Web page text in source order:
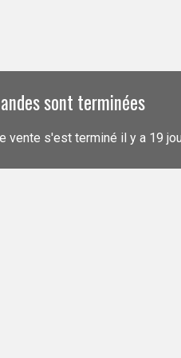
sont terminées
vente s'est terminé il y a 19